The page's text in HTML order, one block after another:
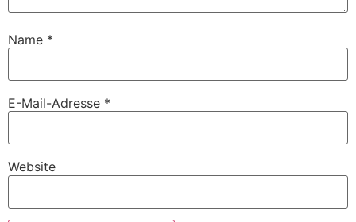
Name *
E-Mail-Adresse *
Website